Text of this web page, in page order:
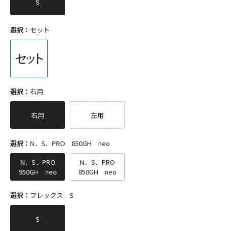
選択： セット
選択： 右用
右用 左用
選択： N．S．PRO 850GH neo
N．S．PRO
950GH neo
N．S．PRO
850GH neo
選択： フレックス S
S